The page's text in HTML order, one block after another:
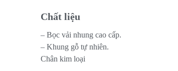
Chất liệu
– Bọc vải nhung cao cấp.
– Khung gỗ tự nhiên.
Chân kim loại